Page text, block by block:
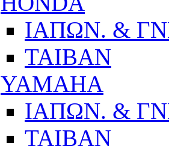
ΙΑΠΩΝ. &
ΤΑΙΒΑΝ
YAMAHA
ΙΑΠΩΝ. &
ΤΑΙΒΑΝ